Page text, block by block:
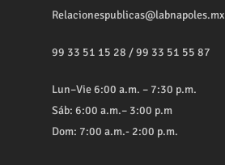
Relacionespublicas@labnapoles.mx
99 33 51 15 28 /99 33 51 55 87
Lun–Vie 6:00 a.m. – 7:30 p.m.
Sáb: 6:00 a.m.– 3:00 p.m
Dom: 7:00 a.m.- 2:00 p.m.